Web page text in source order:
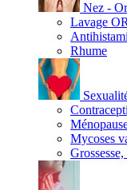
Nez -
Lavage
Rhume
Mycoses